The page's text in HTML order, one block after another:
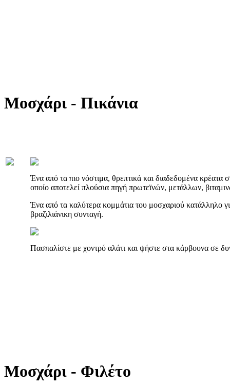
Μοσχάρι - Πικάνια
Ένα από τα πιο νόστιμα, θρεπτικά και διαδεδομένα κρέατα
οποίο αποτελεί πλούσια πηγή πρωτεϊνών, μετάλλων,
Ένα από τα καλύτερα κομμάτια του μοσχαριού κατάλληλο
βραζιλιάνικη συνταγή.
Πασπαλίστε με χοντρό αλάτι και ψήστε στα κάρβουνα σε
Μοσχάρι - Φιλέτο